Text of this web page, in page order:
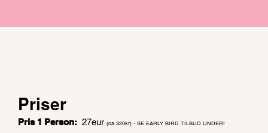
Priser
Pris 1 Person: 27eur (ca 320kr) - SE EARLY BIRD TILBUD UNDER!